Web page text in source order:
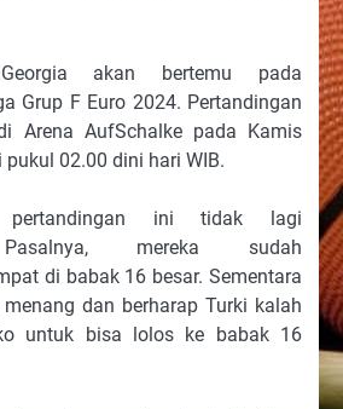
akan bertemu pada
Grup F Euro 2024. Pertandingan
Arena AufSchalke pada Kamis
02.00 dini hari WIB.
pertandingan ini tidak lagi
Pasalnya, mereka sudah
di babak 16 besar. Sementara
dan berharap Turki kalah
untuk bisa lolos ke babak 16